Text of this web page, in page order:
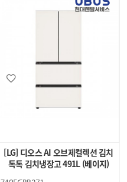
[LG] 디오스 AI 오브제컬렉션 김치
톡톡 김치냉장고 491L (베이지)